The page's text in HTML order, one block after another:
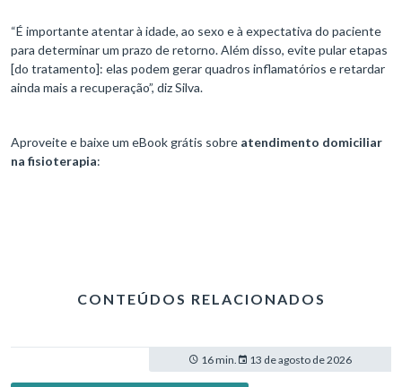
“É importante atentar à idade, ao sexo e à expectativa do paciente
para determinar um prazo de retorno. Além disso, evite pular etapas
[do tratamento]: elas podem gerar quadros inflamatórios e retardar
ainda mais a recuperação”, diz Silva.
Aproveite e baixe um eBook grátis sobre atendimento domiciliar
na fisioterapia:
CONTEÚDOS RELACIONADOS
16 min. 13 de agosto de 2026